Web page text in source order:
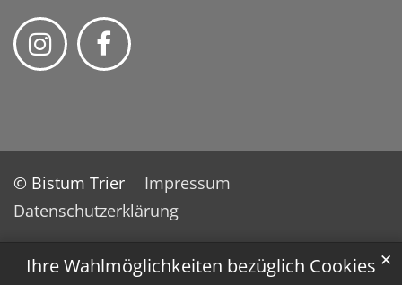
Ihre Wahlmöglichkeiten bezüglich Cookies ✕
© Bistum Trier
Impressum
Datenschutzerklärung